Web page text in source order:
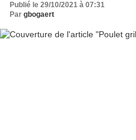
Publié le 29/10/2021 à 07:31
Par gbogaert